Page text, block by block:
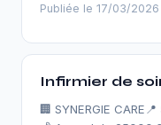
Publiée le 17/03/2026
Infirmier de
🏢 SYNERGIE CARE